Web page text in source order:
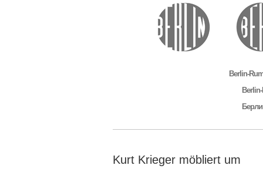
Berlin-
Kurt Krieger möbliert um